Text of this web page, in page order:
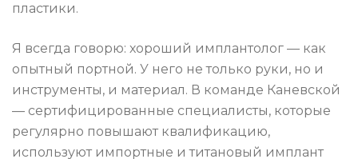
пластики.
Я всегда говорю: хороший имплантолог — как
опытный портной. У него не только руки, но и
инструменты, и материал. В команде Каневской
— сертифицированные специалисты, которые
регулярно повышают квалификацию,
используют импортные и титановый имплант